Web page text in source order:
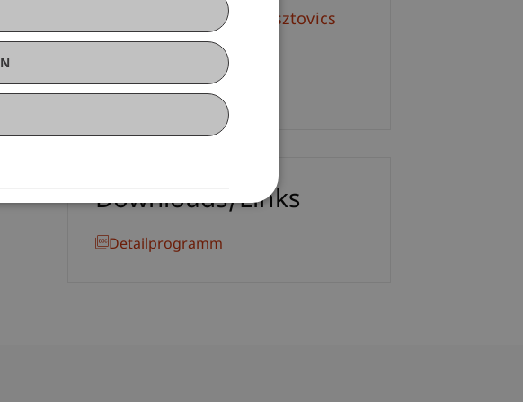
Mag. phil. Christoph Osztovics
+423 265 13 83
E-Mail
Downloads/Links
Detailprogramm